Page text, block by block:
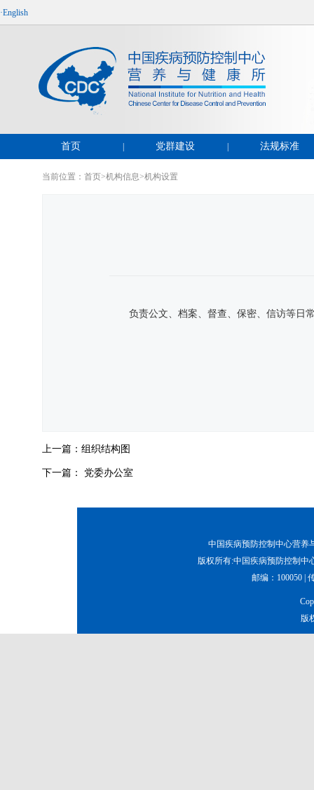
·English
首页 党群建设 法规标准
当前位置： 首页>机构信息>机构设置
负责公文、档案、督查、保密、信访等日
上一篇： 组织结构图
下一篇： 党委办公室
中国疾病预防控制中心营养
版权所有:中国疾病预防控制中
邮编：100050 |
版